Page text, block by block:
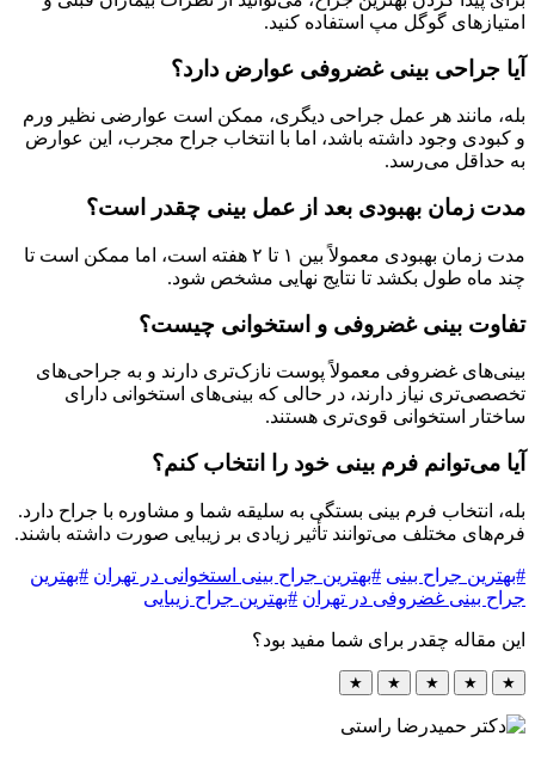
امتیازهای گوگل مپ استفاده کنید.
آیا جراحی بینی غضروفی عوارض دارد؟
بله، مانند هر عمل جراحی دیگری، ممکن است عوارضی نظیر ورم
و کبودی وجود داشته باشد، اما با انتخاب جراح مجرب، این عوارض
به حداقل می‌رسد.
مدت زمان بهبودی بعد از عمل بینی چقدر است؟
مدت زمان بهبودی معمولاً بین ۱ تا ۲ هفته است، اما ممکن است تا
چند ماه طول بکشد تا نتایج نهایی مشخص شود.
تفاوت بینی غضروفی و استخوانی چیست؟
بینی‌های غضروفی معمولاً پوست نازک‌تری دارند و به جراحی‌های
تخصصی‌تری نیاز دارند، در حالی که بینی‌های استخوانی دارای
ساختار استخوانی قوی‌تری هستند.
آیا می‌توانم فرم بینی خود را انتخاب کنم؟
بله، انتخاب فرم بینی بستگی به سلیقه شما و مشاوره با جراح دارد.
فرم‌های مختلف می‌توانند تأثیر زیادی بر زیبایی صورت داشته باشند.
#بهترین جراح بینی #بهترین جراح بینی استخوانی در تهران #بهترین
جراح بینی غضروفی در تهران #بهترین جراح زیبایی
این مقاله چقدر برای شما مفید بود؟
★
★
★
★
★